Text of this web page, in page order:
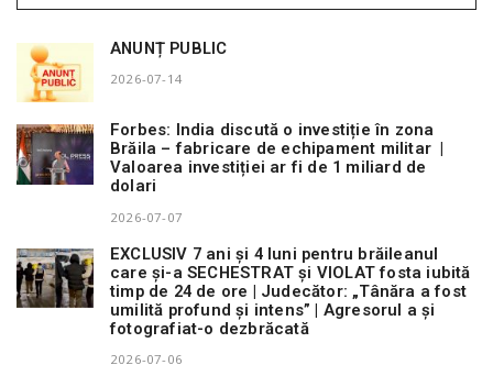
ANUNȚ PUBLIC
2026-07-14
Forbes: India discută o investiție în zona
Brăila – fabricare de echipament militar |
Valoarea investiției ar fi de 1 miliard de
dolari
2026-07-07
EXCLUSIV 7 ani și 4 luni pentru brăileanul
care și-a SECHESTRAT și VIOLAT fosta iubită
timp de 24 de ore | Judecător: „Tânăra a fost
umilită profund și intens” | Agresorul a și
fotografiat-o dezbrăcată
2026-07-06